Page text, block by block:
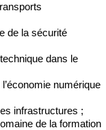
de la sécurité
dans le
numérique
infrastructures ;
de la formation